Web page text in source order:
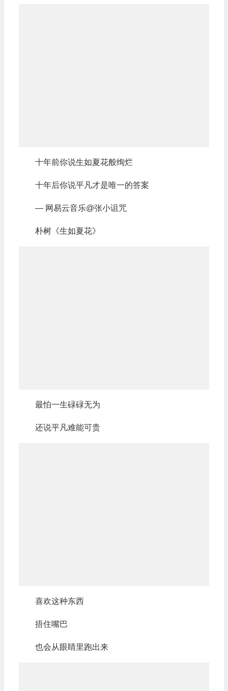
十年前你说生如夏花般绚烂
十年后你说平凡才是唯一的答案
— 网易云音乐@张小诅咒
朴树《生如夏花》
最怕一生碌碌无为
还说平凡难能可贵
喜欢这种东西
捂住嘴巴
也会从眼睛里跑出来